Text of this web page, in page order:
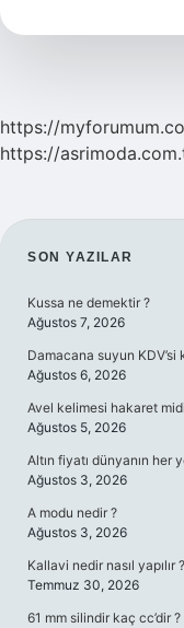
https://
https://
SON YAZILAR
Kussa ne demektir ?
Ağustos 7, 2026
Damacana suyun KDV’si
Ağustos 6, 2026
Avel kelimesi hakaret
Ağustos 5, 2026
Altın fiyatı dünyanın her
Ağustos 3, 2026
A modu nedir ?
Ağustos 3, 2026
Kallavi nedir nasıl yapılır ?
Temmuz 30, 2026
61 mm silindir kaç cc’dir ?